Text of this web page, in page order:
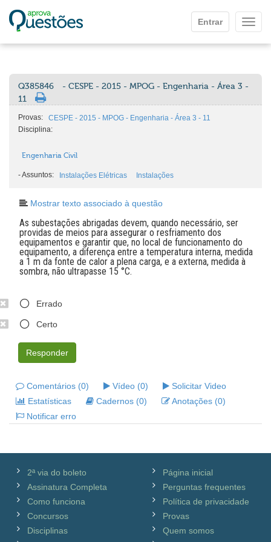
Entrar
Q385846
- CESPE - 2015 - MPOG - Engenharia - Área 3 -
11
Provas:
CESPE - 2015 - MPOG - Engenharia - Área 3 - 11
Disciplina:
Engenharia Civil
-Assuntos: Instalações Elétricas Instalações
Mostrar texto associado à questão
As subestações abrigadas devem, quando necessário, ser
providas de meios para assegurar o resfriamento dos
equipamentos e garantir que, no local de funcionamento do
equipamento, a diferença entre a temperatura interna, medida
a 1 m da fonte de calor a plena carga, e a externa, medida à
sombra, não ultrapasse 15 °C.
Errado
Certo
Responder
Comentários (0) Vídeo (0)
Solicitar Video
Estatísticas
Cadernos (0)
Anotações (0)
Notificar erro
2ª via do boleto
Assinatura Completa
Como funciona
Concursos
Disciplinas
Página inicial
Perguntas frequentes
Política de privacidade
Provas
Quem somos